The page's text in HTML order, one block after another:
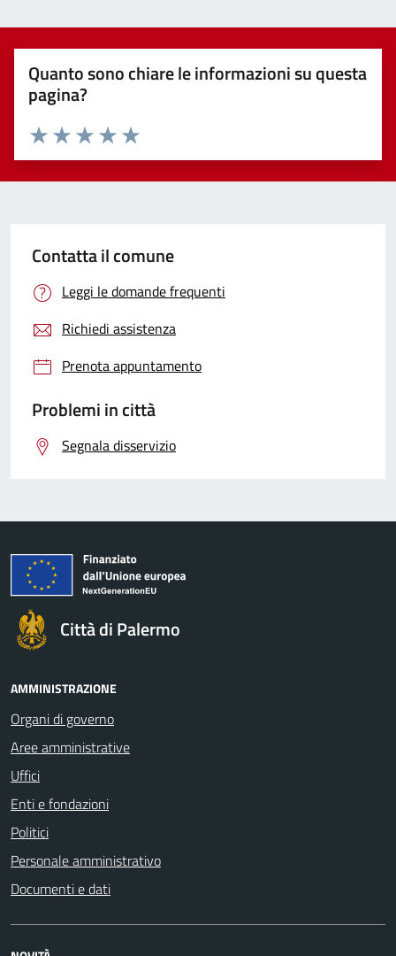
Quanto sono chiare le informazioni su questa
pagina?
Valuta 5 stelle su 5
Valuta 4 stelle su 5
Valuta 3 stelle su 5
Valuta 2 stelle su 5
Valuta 1 stelle su 5
Contatta il comune
Leggi le domande frequenti
Richiedi assistenza
Prenota appuntamento
Problemi in città
Segnala disservizio
Città di Palermo
AMMINISTRAZIONE
Organi di governo
Aree amministrative
Uffici
Enti e fondazioni
Politici
Personale amministrativo
Documenti e dati